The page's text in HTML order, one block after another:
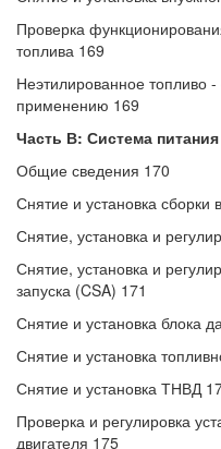
Проверка
топлива 169
Неэтилированное
применению 169
Часть В: Система
Общие сведения 170
Снятие и установка сборки
Снятие, установка и
Снятие, установка и
запуска (CSA) 171
Снятие и установка блока
Снятие и установка
Снятие и установка ТНВД
Проверка и регулировка
двигателя 175